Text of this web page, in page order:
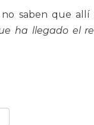
saben que allí
ha llegado el